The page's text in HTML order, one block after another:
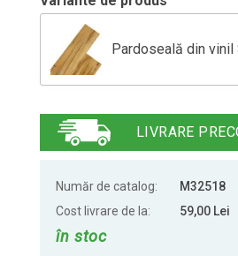
Pardoseală din vinil
Pardoseală de vinil
LIVRARE
Număr de catalog:
M32518
Cost livrare de la:
59,00 Lei
în stoc